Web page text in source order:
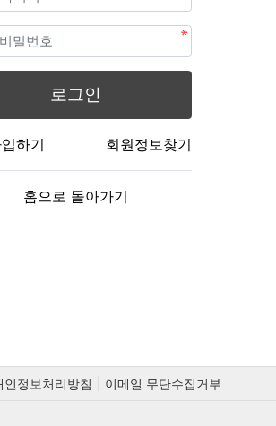
호필수
로그인
하기 회원정보찾기
홈으로 돌아가기
인정보처리방침 이메일 무단수집거부